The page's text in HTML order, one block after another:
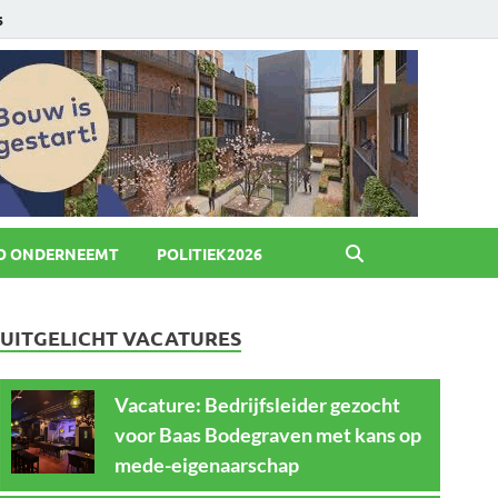
ONDERNEEMT POLITIEK2026
UITGELICHT VACATURES
Vacature: Bedrijfsleider gezocht
voor Baas Bodegraven met kans op
mede-eigenaarschap